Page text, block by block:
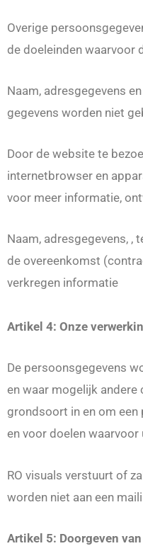
Overige
de doeleinden waarvoor
Naam, adresgegevens
gegevens worden niet
Door de website te
internetbrowser en
voor meer informatie,
Naam, adresgegevens,
de overeenkomst
verkregen informatie
Artikel 4: Onze
De persoonsgegevens
en waar mogelijk andere
grondsoort in en om
en voor doelen
RO visuals verstuurt of
worden niet aan een
Artikel 5: Doorgeven